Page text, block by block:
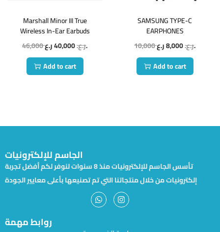
Marshall Minor III True
Wireless In-Ear Earbuds
46,000
ر.ع.40,000
ر.ع.
Add to cart
SAMSUNG TYPE-C
EARPHONES
10,000
ر.ع.8,000
ر.ع.
Add to cart
الجاسم للإلكترونيات
تأسس الجاسم للإلكترونيات منذ 8 سنوات لنوفر لكم أفضل تجربة
إلكترونيات من خلال منتجاتنا التي تم تصنيعها بأعلى معايير الجودة
روابط مهمة